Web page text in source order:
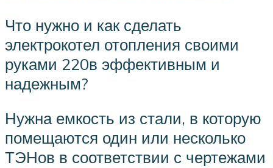
Что нужно и как сделать
электрокотел отопления своими
руками 220в эффективным и
надежным?
Нужна емкость из стали, в которую
помещаются один или несколько
ТЭНов в соответствии с чертежами